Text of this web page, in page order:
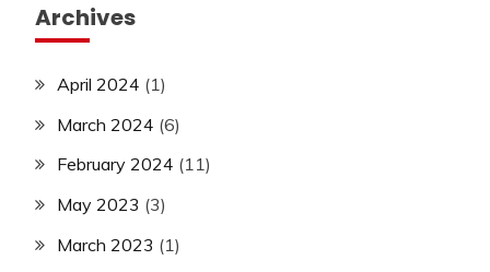
Archives
April 2024 (1)
March 2024 (6)
February 2024 (11)
May 2023 (3)
March 2023 (1)